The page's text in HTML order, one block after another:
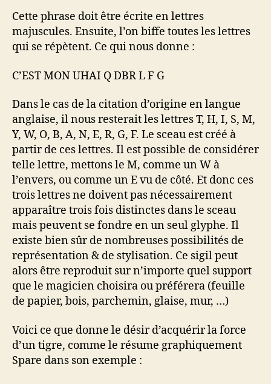
Cette phrase doit être écrite en lettres
majuscules. Ensuite, l’on biffe toutes les lettres
qui se répètent. Ce qui nous donne :
C’EST MON UHAI Q DBR L F G
Dans le cas de la citation d’origine en langue
anglaise, il nous resterait les lettres T, H, I, S, M,
Y, W, O, B, A, N, E, R, G, F. Le sceau est créé à
partir de ces lettres. Il est possible de considérer
telle lettre, mettons le M, comme un W à
l’envers, ou comme un E vu de côté. Et donc ces
trois lettres ne doivent pas nécessairement
apparaître trois fois distinctes dans le sceau
mais peuvent se fondre en un seul glyphe. Il
existe bien sûr de nombreuses possibilités de
représentation & de stylisation. Ce sigil peut
alors être reproduit sur n’importe quel support
que le magicien choisira ou préférera (feuille
de papier, bois, parchemin, glaise, mur, …)
Voici ce que donne le désir d’acquérir la force
d’un tigre, comme le résume graphiquement
Spare dans son exemple :